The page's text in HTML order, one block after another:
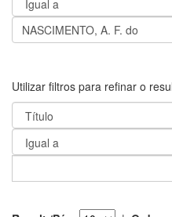
Utilizar filtros para refinar o